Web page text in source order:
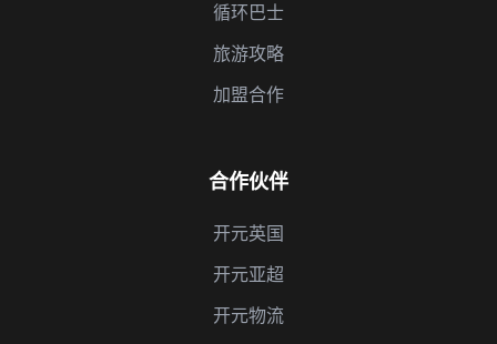
循环巴士
旅游攻略
加盟合作
合作伙伴
开元英国
开元亚超
开元物流